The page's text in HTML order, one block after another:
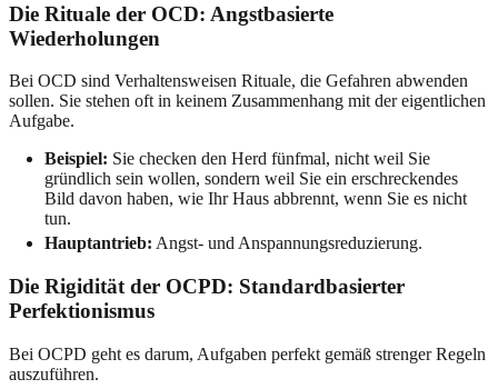
Die Rituale der OCD: Angstbasierte
Wiederholungen
Bei OCD sind Verhaltensweisen Rituale, die Gefahren abwenden
sollen. Sie stehen oft in keinem Zusammenhang mit der eigentlichen
Aufgabe.
Beispiel: Sie checken den Herd fünfmal, nicht weil Sie
gründlich sein wollen, sondern weil Sie ein erschreckendes
Bild davon haben, wie Ihr Haus abbrennt, wenn Sie es nicht
tun.
Hauptantrieb: Angst- und Anspannungsreduzierung.
Die Rigidität der OCPD: Standardbasierter
Perfektionismus
Bei OCPD geht es darum, Aufgaben perfekt gemäß strenger Regeln
auszuführen.